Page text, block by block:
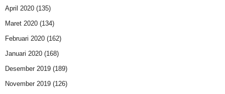
April 2020 (135)
Maret 2020 (134)
Februari 2020 (162)
Januari 2020 (168)
Desember 2019 (189)
November 2019 (126)